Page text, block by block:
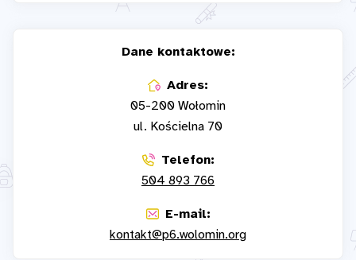
Dane kontaktowe:
Adres:
05-200 Wołomin
ul. Kościelna 70
Telefon:
504 893 766
E-mail:
kontakt@p6.wolomin.org